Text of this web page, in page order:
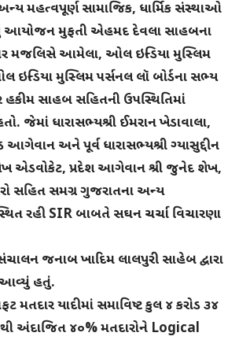
મહત્વપૂર્ણ સામાજિક, ધાર્મિક સંસ્થાઓ
આયોજન મુફતી એહમદ દેવલા સાહબના
મજલિસે આમેલા, ઓલ ઇન્ડિયા મુસ્લિમ
ઇન્ડિયા મુસ્લિમ પર્સનલ લૉ બોર્ડના સભ્ય
હકીમ સાહબ સહિતની ઉપસ્થિતિમાં
જેમાં ધારાસભ્યશ્રી ઈમરાન ખેડાવાલા,
આગેવાન અને પૂર્વ ધારાસભ્યશ્રી ગ્યાસુદ્દીન
એડવોકેટ, પ્રદેશ આગેવાન શ્રી જુનેદ શેખ,
સહિત સમગ્ર ગુજરાતના અન્ય
રહી SIR બાબતે સઘન ચર્ચા વિચારણા
સંચાલન જનાબ ખાદિમ લાલપુરી સાહેબ દ્વારા
આવ્યું હતું.
મતદાર યાદીમાં સમાવિષ્ટ કુલ ૪ કરોડ ૩૪
અંદાજિત ૪૦% મતદારોને Logical